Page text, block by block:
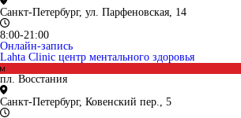
Санкт-Петербург, ул. Парфеновская, 14
8:00-21:00
Онлайн-запись
Lahta Clinic центр ментального здоровья
пл. Восстания
Санкт-Петербург, Ковенский пер., 5